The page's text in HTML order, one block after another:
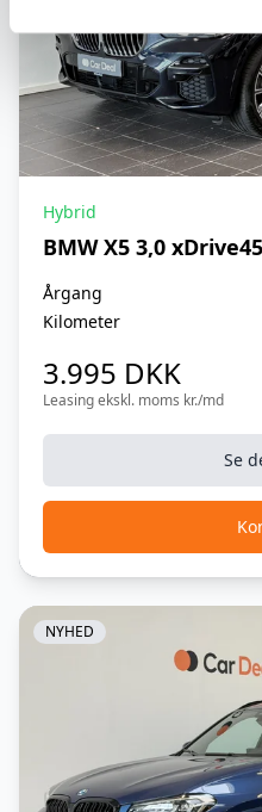
DAB radio
DAB+ radio
Digital cockpit
Dæktryk
Elektrisk
Elsidespejle m.
Kurvelys
Kørecomputer
LED lygter
Navigation
Hybrid
BMW X5 3,0
Årgang
Kilometer
3.995 DKK
Leasing ekskl. moms kr./md
Se
NYHED